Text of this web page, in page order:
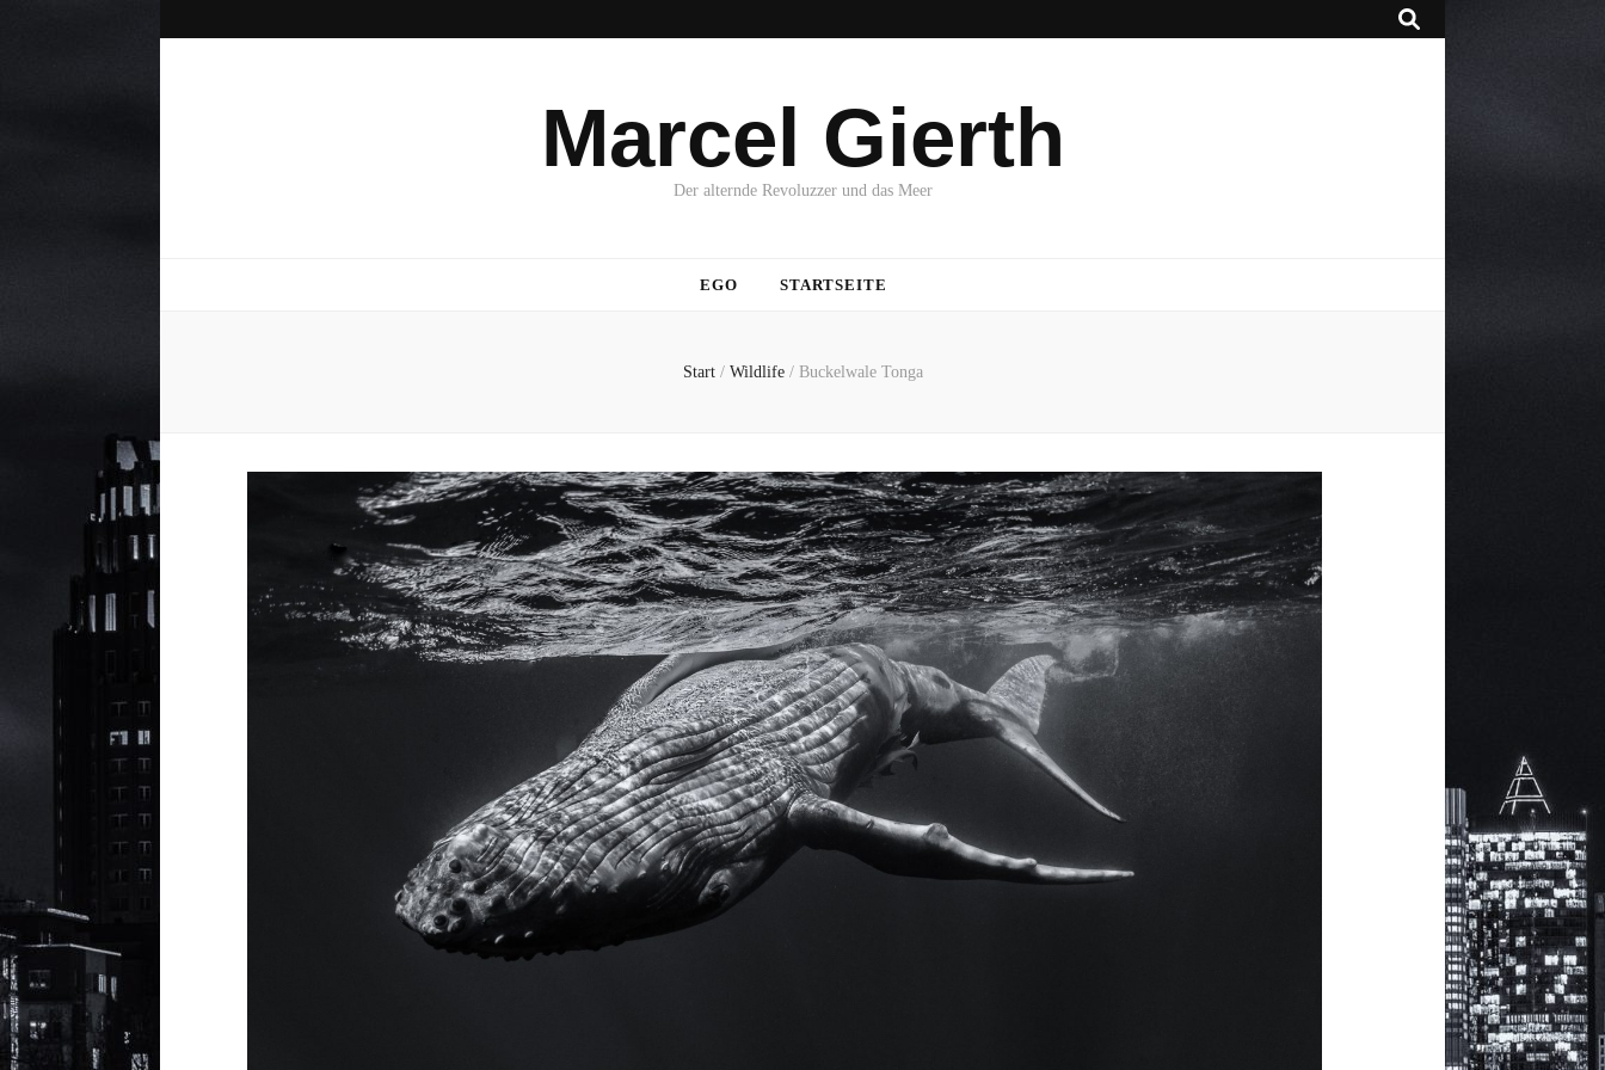
Marcel Gierth
Der alternde Revoluzzer und das Meer
EGO STARTSEITE
Start / Wildlife / Buckelwale Tonga